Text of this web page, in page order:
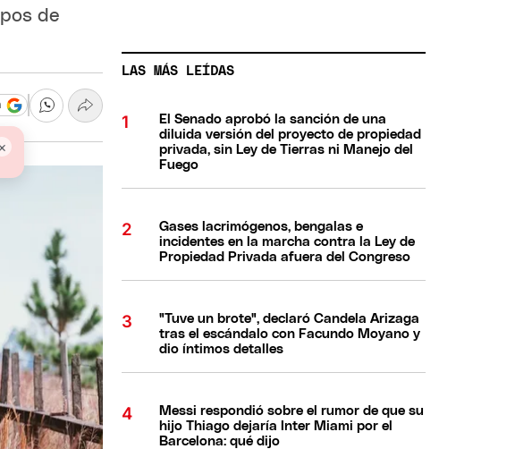
de
×
LAS MÁS LEÍDAS
El Senado aprobó la sanción de una
diluida versión del proyecto de propiedad
privada, sin Ley de Tierras ni Manejo del
Fuego
Gases lacrimógenos, bengalas e
incidentes en la marcha contra la Ley de
Propiedad Privada afuera del Congreso
"Tuve un brote", declaró Candela Arizaga
tras el escándalo con Facundo Moyano y
dio íntimos detalles
Messi respondió sobre el rumor de que su
hijo Thiago dejaría Inter Miami por el
Barcelona: qué dijo